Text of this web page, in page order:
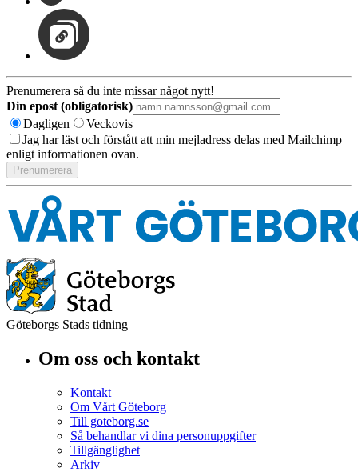
Prenumerera så du inte missar något nytt!
Din epost (obligatorisk)
Dagligen
Veckovis
Jag har läst och förstått att min mejladress delas med Mailchimp
enligt informationen ovan.
Göteborgs Stads tidning
Om oss och kontakt
Kontakt
Om Vårt Göteborg
Till goteborg.se
Så behandlar vi dina personuppgifter
Tillgänglighet
Arkiv